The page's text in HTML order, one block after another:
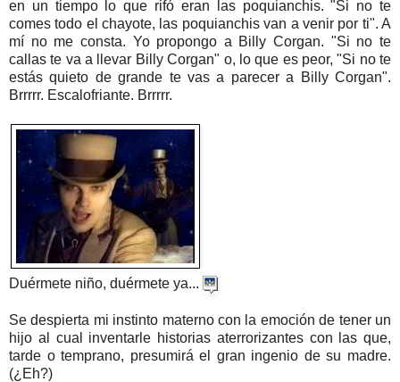
en un tiempo lo que rifó eran las poquianchis. "Si no te
comes todo el chayote, las poquianchis van a venir por ti". A
mí no me consta. Yo propongo a Billy Corgan. "Si no te
callas te va a llevar Billy Corgan" o, lo que es peor, "Si no te
estás quieto de grande te vas a parecer a Billy Corgan".
Brrrrr. Escalofriante. Brrrrr.
Duérmete niño, duérmete ya...
Se despierta mi instinto materno con la emoción de tener un
hijo al cual inventarle historias aterrorizantes con las que,
tarde o temprano, presumirá el gran ingenio de su madre.
(¿Eh?)